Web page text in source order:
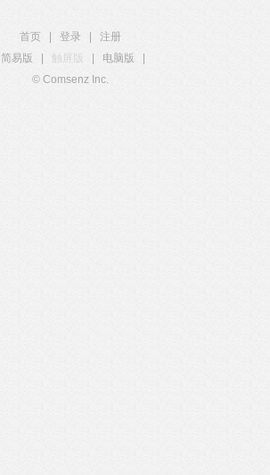
首页 登录
注册
简易版
触屏版 电脑版
© Comsenz Inc.